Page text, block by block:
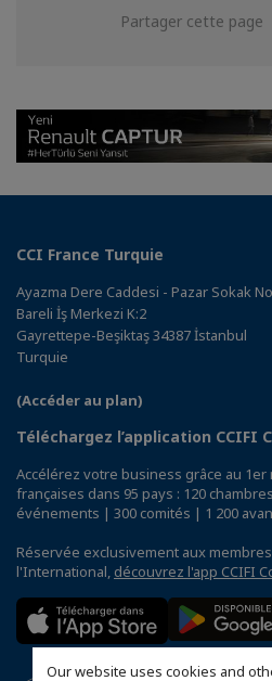
Our website uses cookies and
Partager cette page
CCI France Turquie
Ayazma Dere Caddesi - Pazar Sokak
Bareli İş Merkezi K:2
Gayrettepe-Beşiktaş 34387 İstanbul
Turquie
(Accéder au plan)
Téléchargez l’application CCIFI
Accélérez votre business grâce au
françaises dans 95 pays : 120
événements | 300 comités | 1 200
Réservée exclusivement aux membres
l'International, découvrez l'app CCIFI